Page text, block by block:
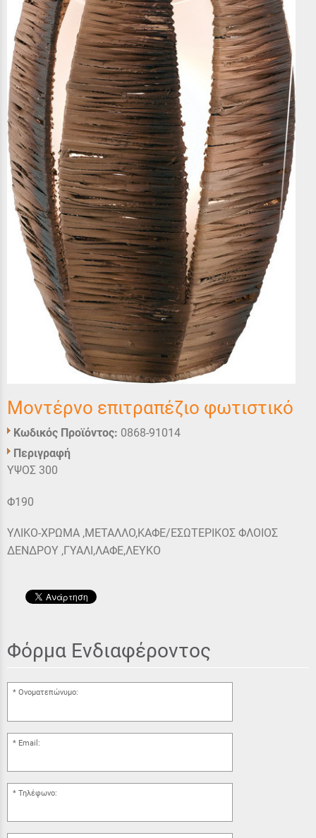
Μοντέρνο επιτραπέζιο φωτιστικό
Κωδικός Προϊόντος: 0868-91014
Περιγραφή
ΥΨΟΣ 300
Φ190
ΥΛΙΚΟ-ΧΡΩΜΑ ,ΜΕΤΑΛΛΟ,ΚΑΦΕ/ΕΣΩΤΕΡΙΚΟΣ ΦΛΟΙΟΣ
ΔΕΝΔΡΟΥ ,ΓΥΑΛΙ,ΛΑΦΕ,ΛΕΥΚΟ
Φόρμα Ενδιαφέροντος
Ονοματεπώνυμο:
Email:
Τηλέφωνο: